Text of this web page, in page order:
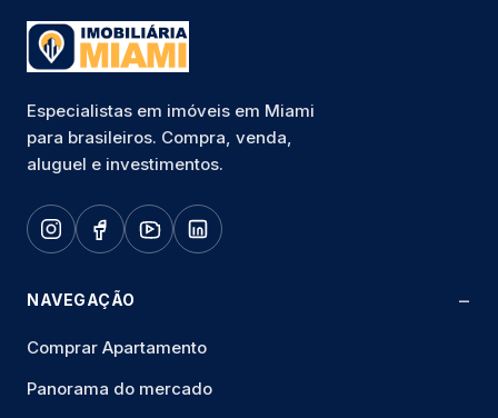
Especialistas em imóveis em Miami
para brasileiros. Compra, venda,
aluguel e investimentos.
NAVEGAÇÃO
Comprar Apartamento
Panorama do mercado